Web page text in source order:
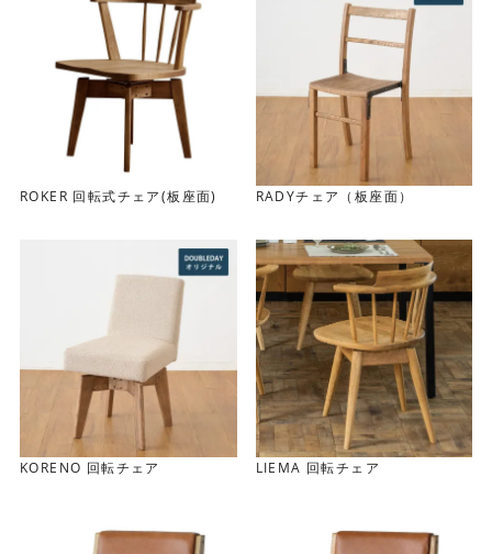
が少なく使えます。
座りやすい背もたれ
ROKER 回転式チェア(板座面) RADYチェア（板座面）
KORENO 回転チェア LIEMA 回転チェア